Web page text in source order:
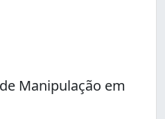
Manipulação em